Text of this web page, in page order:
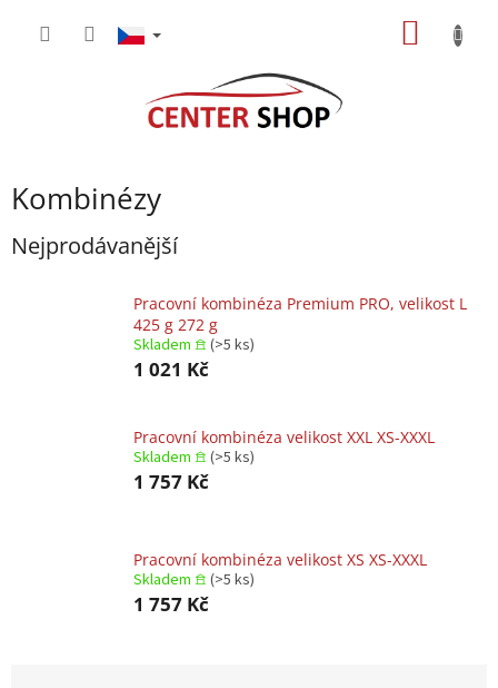
Kombinézy
Nejprodávanější
Pracovní kombinéza Premium PRO, velikost L
425 g 272 g
Skladem 𖠿 (>5 ks)
1 021 Kč
Pracovní kombinéza velikost XXL XS-XXXL
Skladem 𖠿 (>5 ks)
1 757 Kč
Pracovní kombinéza velikost XS XS-XXXL
Skladem 𖠿 (>5 ks)
1 757 Kč